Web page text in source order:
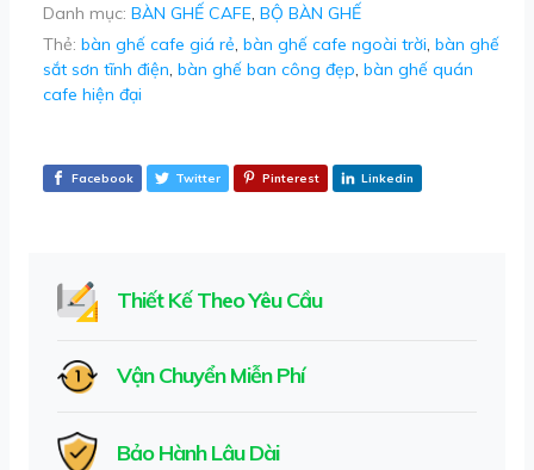
Danh mục: BÀN GHẾ CAFE, BỘ BÀN GHẾ
Thẻ: bàn ghế cafe giá rẻ, bàn ghế cafe ngoài trời, bàn ghế
sắt sơn tĩnh điện, bàn ghế ban công đẹp, bàn ghế quán
cafe hiện đại
Facebook Twitter Pinterest Linkedin
Thiết Kế Theo Yêu Cầu
Vận Chuyển Miễn Phí
Bảo Hành Lâu Dài